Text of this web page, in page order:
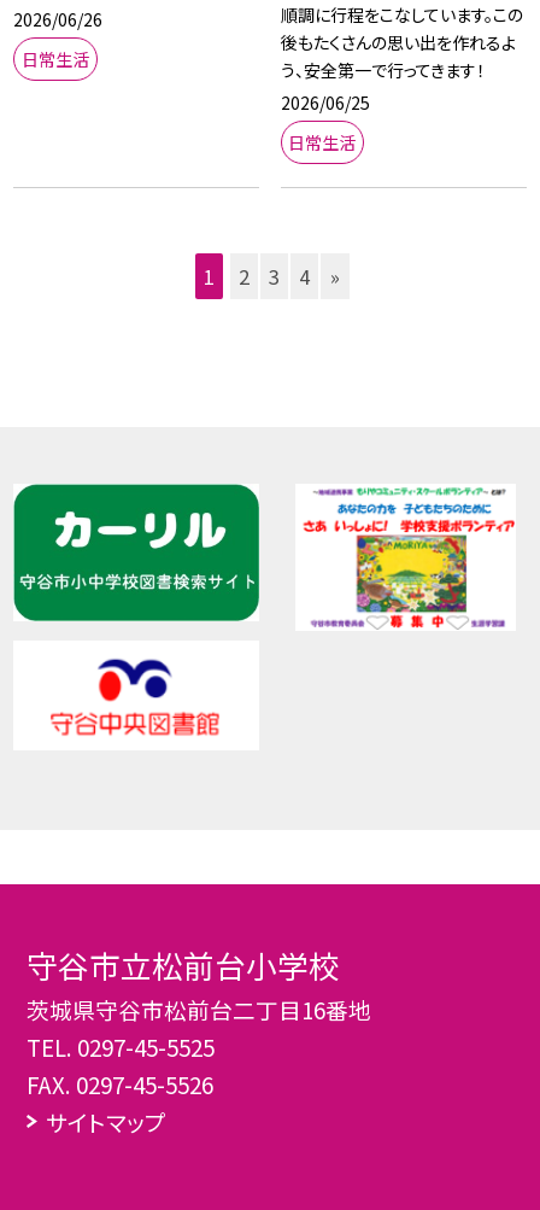
2026/06/26
日常生活
順調に行程をこなしています。この
後もたくさんの思い出を作れるよ
う、安全第一で行ってきます！
2026/06/25
日常生活
1 2 3 4 »
守谷市立松前台小学校
茨城県守谷市松前台二丁目16番地
TEL. 0297-45-5525
FAX. 0297-45-5526
サイトマップ